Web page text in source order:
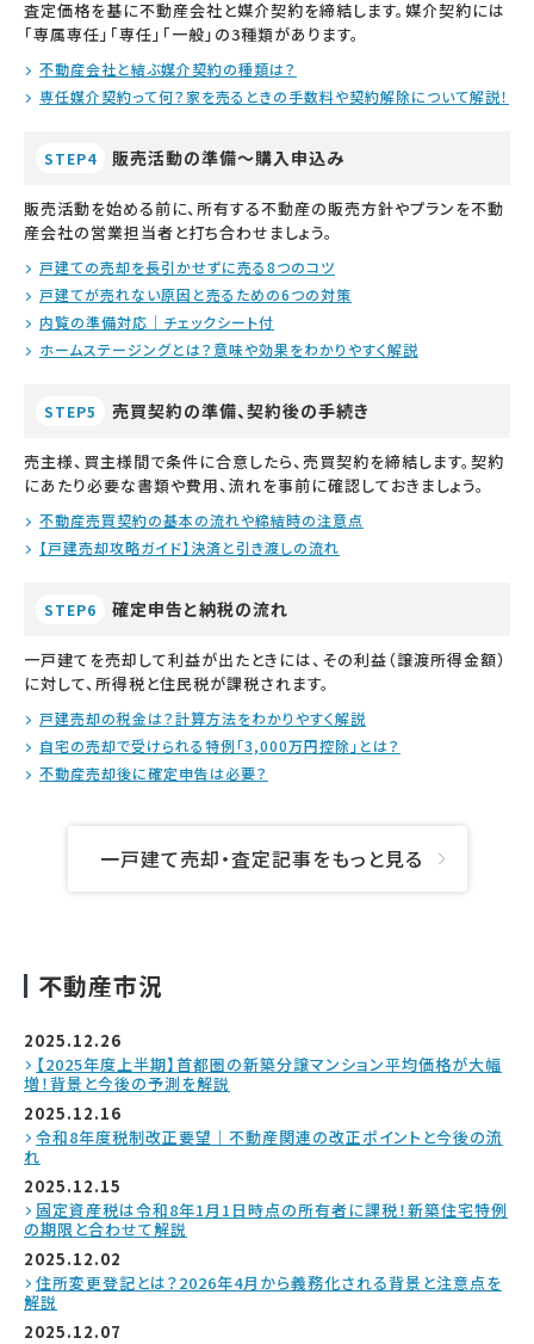
査定価格を基に不動産会社と媒介契約を締結します。媒介契約には
「専属専任」「専任」「一般」の3種類があります。
不動産会社と結ぶ媒介契約の種類は？
専任媒介契約って何？家を売るときの手数料や契約解除について解説！
STEP4 販売活動の準備～購入申込み
販売活動を始める前に、所有する不動産の販売方針やプランを不動
産会社の営業担当者と打ち合わせましょう。
戸建ての売却を長引かせずに売る8つのコツ
戸建てが売れない原因と売るための6つの対策
内覧の準備対応｜チェックシート付
ホームステージングとは？意味や効果をわかりやすく解説
STEP5 売買契約の準備、契約後の手続き
売主様、買主様間で条件に合意したら、売買契約を締結します。契約
にあたり必要な書類や費用、流れを事前に確認しておきましょう。
不動産売買契約の基本の流れや締結時の注意点
【戸建売却攻略ガイド】決済と引き渡しの流れ
STEP6 確定申告と納税の流れ
一戸建てを売却して利益が出たときには、その利益（譲渡所得金額）
に対して、所得税と住民税が課税されます。
戸建売却の税金は？計算方法をわかりやすく解説
自宅の売却で受けられる特例「3,000万円控除」とは？
不動産売却後に確定申告は必要？
一戸建て売却・査定記事をもっと見る
不動産市況
2025.12.26
【2025年度上半期】首都圏の新築分譲マンション平均価格が大幅
増！背景と今後の予測を解説
2025.12.16
令和8年度税制改正要望｜不動産関連の改正ポイントと今後の流
れ
2025.12.15
固定資産税は令和8年1月1日時点の所有者に課税！新築住宅特例
の期限と合わせて解説
2025.12.02
住所変更登記とは？2026年4月から義務化される背景と注意点を
解説
2025.12.07